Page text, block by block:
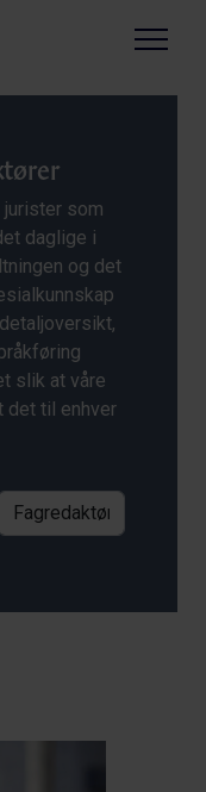
Menu
jurister som
daglige i
og det
slik at våre
det til enhver